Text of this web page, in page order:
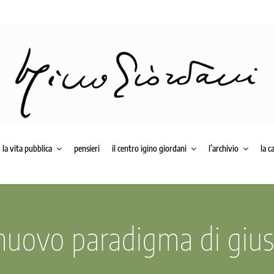
la vita pubblica pensieri il centro igino giordani l’archivio la
paradigma di